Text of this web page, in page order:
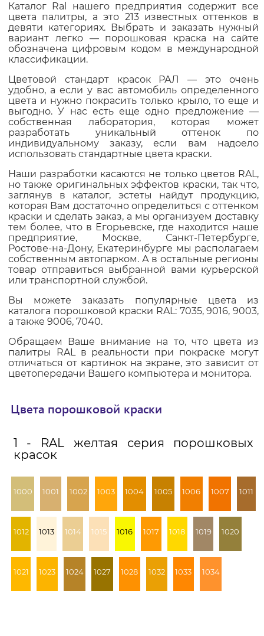
Каталог Ral нашего предприятия содержит все
цвета палитры, а это 213 известных оттенков в
девяти категориях. Выбрать и заказать нужный
вариант легко — порошковая краска на сайте
обозначена цифровым кодом в международной
классификации.
Цветовой стандарт красок РАЛ — это очень
удобно, а если у вас автомобиль определенного
цвета и нужно покрасить только крыло, то еще и
выгодно. У нас есть еще одно предложение —
собственная лаборатория, которая может
разработать уникальный оттенок по
индивидуальному заказу, если вам надоело
использовать стандартные цвета краски.
Наши разработки касаются не только цветов RAL,
но также оригинальных эффектов краски, так что,
заглянув в каталог, эстеты найдут продукцию,
которая Вам достаточно определиться с оттенком
краски и сделать заказ, а мы организуем доставку
тем более, что в Егорьевске, где находится наше
предприятие, Москве, Санкт-Петербурге,
Ростове-на-Дону, Екатеринбурге мы располагаем
собственным автопарком. А в остальные регионы
товар отправиться выбранной вами курьерской
или транспортной службой.
Вы можете заказать популярные цвета из
каталога порошковой краски RAL: 7035, 9016, 9003,
а также 9006, 7040.
Обращаем Ваше внимание на то, что цвета из
палитры RAL в реальности при покраске могут
отличаться от картинок на экране, это зависит от
цветопередачи Вашего компьютера и монитора.
Цвета порошковой краски
1 - RAL желтая серия порошковых
красок
1000 1001 1002 1003 1004 1005 1006 1007 1011
1012 1013 1014 1015 1016 1017 1018 1019 1020
1021 1023 1024 1027 1028 1032 1033 1034